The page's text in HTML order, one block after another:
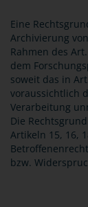
Eine
Archivierung
Rahmen des
dem
soweit das in
voraussichtlich
Verarbeitung
Die
Artikeln 15, 16,
bzw.